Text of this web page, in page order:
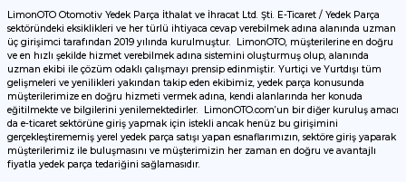
Ürün resmi kalitesiz, bozuk veya görüntülenemiyor.
Ürün açıklamasında eksik bilgiler bulunuyor.
Ürün bilgilerinde hatalar bulunuyor.
Ürün fiyatı diğer sitelerden daha pahalı.
Bu ürüne benzer farklı alternatifler olmalı.
LimonOTO Otomotiv Yedek Parça İthalat ve İhracat Ltd. Şti. E-Ticaret / Yedek Parça
sektöründeki eksiklikleri ve her türlü ihtiyaca cevap verebilmek adına alanında uzman
üç girişimci tarafından 2019 yılında kurulmuştur. LimonOTO, müşterilerine en doğru
ve en hızlı şekilde hizmet verebilmek adına sistemini oluşturmuş olup, alanında
uzman ekibi ile çözüm odaklı çalışmayı prensip edinmiştir. Yurtiçi ve Yurtdışı tüm
gelişmeleri ve yenilikleri yakından takip eden ekibimiz, yedek parça konusunda
müşterilerimize en doğru hizmeti vermek adına, kendi alanlarında her konuda
eğitilmekte ve bilgilerini yenilemektedirler. LimonOTO.com’un bir diğer kuruluş amacı
da e-ticaret sektörüne giriş yapmak için istekli ancak henüz bu girişimini
gerçekleştirememiş yerel yedek parça satışı yapan esnaflarımızın, sektöre giriş yaparak
müşterilerimiz ile buluşmasını ve müşterimizin her zaman en doğru ve avantajlı
fiyatla yedek parça tedariğini sağlamasıdır.